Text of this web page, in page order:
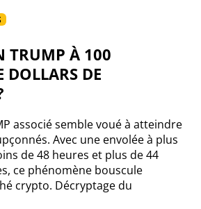
TRUMP À 100
DOLLARS DE
associé semble voué à atteindre
Avec une envolée à plus
de 48 heures et plus de 44
ce phénomène bouscule
crypto. Décryptage du